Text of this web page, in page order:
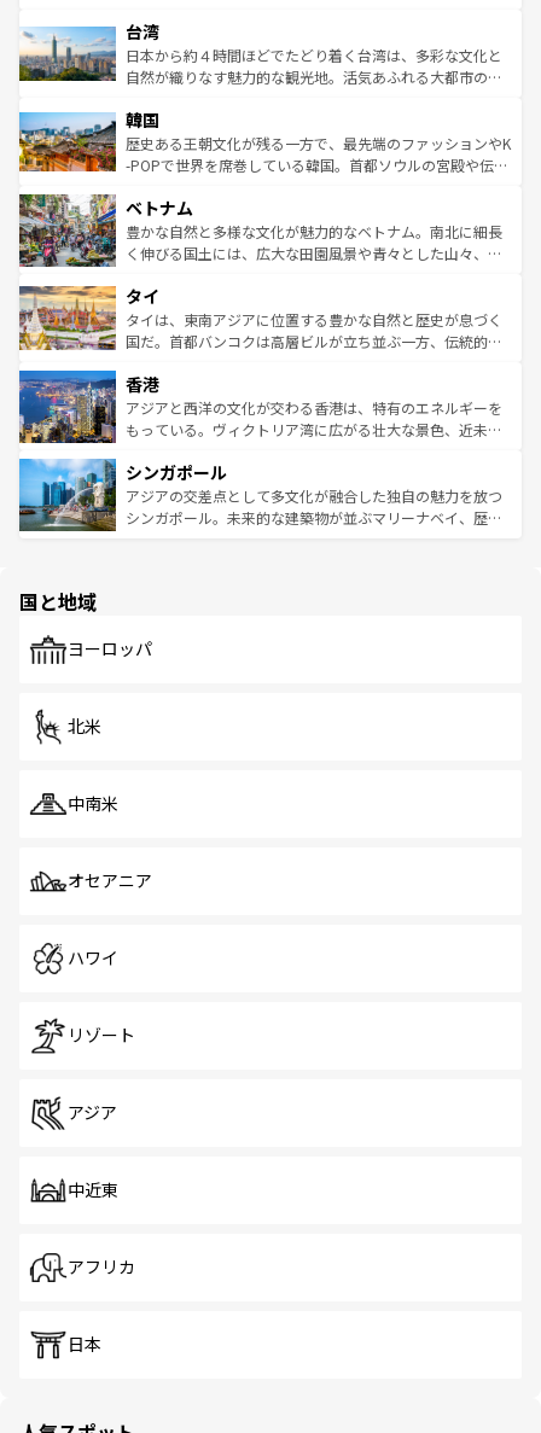
情報は
人々、おいしいローカルフードやハワイアンミュージッ
ク、伝統的なフラダンスなど、すべてがハワイの魅力を彩
っている。訪れるたびに新しい発見と感動が待っているハ
はコンテンツ一覧
リアリーフや大陸中央部にそびえるウルル（エアーズロッ
ク）、タスマニアの美しい原生林やケアンズの熱帯雨林な
ど、見どころがたくさん。また、カフェやワイン、オージ
いる。アクティビティも充実しており、サーフィンやダイ
ビング、ハイキングなど、アウトドア好きにはたまらな
い。オーストラリアの多彩な魅力を存分に味わいつくそ
参照してほしい。
台湾
日本から約４時間ほどでたどり着く台湾は、多彩な文化と
自然が織りなす魅力的な観光地。活気あふれる大都市の台
ン）、静ひつな山岳地帯である台湾東部など、都市の喧騒
と山間の静けさが共存しており、訪れる人に新しい発見と
驚きをもたらしてくれる。また、奥深い台湾の食文化も魅
容にもいいと評判のスイーツなど、バラエティ豊かな料理
が味わえる。 なお、新着の台湾情報は コンテンツ一覧を参
照してほしい。
韓国
歴史ある王朝文化が残る一方で、最先端のファッションやK
-POPで世界を席巻している韓国。首都ソウルの宮殿や伝統
き、地方に足を延ばせば四季折々の自然美を楽しむことが
できる。そして、キムチや焼肉、絶品のストリートフード
まで、さまざまな韓国料理が待っている。夜には、韓国な
リティに包まれながら、韓国の多彩な魅力を心ゆくまで味
わってみてほしい。 なお、新着の韓国情報はコンテンツ一
覧を参照してほしい。
ベトナム
豊かな自然と多様な文化が魅力的なベトナム。南北に細長
く伸びる国土には、広大な田園風景や青々とした山々、世
急速な発展と共に伝統が息づく。ハノイの古い町並みやホ
ーチミン市のフランス統治時代の建物も、独特の雰囲気を
醸し出している。また、バラエティの豊かさとおいしさで
とつ。フォーやバインミー、ベトナムコーヒーなどは、ぜ
ひ現地で味わいたい。どの地域を訪れてもあたたかい人々
が旅行者を迎えてくれるので、きっと忘れられない旅にな
参照してほしい。
タイ
タイは、東南アジアに位置する豊かな自然と歴史が息づく
国だ。首都バンコクは高層ビルが立ち並ぶ一方、伝統的な
の活気が交差している。北部ではチェンマイなどの山岳地
帯で自然と触れ合い、南部ではプーケットやクラビの美し
いビーチでリゾート気分を楽しむことができる。タイ料理
激する。気候は一年中温暖で、どの季節にも異なる楽しみ
が待っている。親しみやすいタイの人々、仏教を中心とし
た文化、そして多様な観光資源が、訪れる旅人を魅了し続
香港
アジアと西洋の文化が交わる香港は、特有のエネルギーを
もっている。ヴィクトリア湾に広がる壮大な景色、近未来
み、どこを訪れても感動するはず。観光スポットが密集し
ており、効率よく見どころを回れるのも魅力。息をのむよ
うな絶景から文化的な体験まで、香港を存分に楽しみ尽く
シンガポール
アジアの交差点として多文化が融合した独自の魅力を放つ
シンガポール。未来的な建築物が並ぶマリーナベイ、歴史
で、ホーカーズは地元の風情を楽しめる外せないスポット
国と地域
ヨーロッパ
北米
中南米
オセアニア
ハワイ
リゾート
アジア
中近東
アフリカ
日本